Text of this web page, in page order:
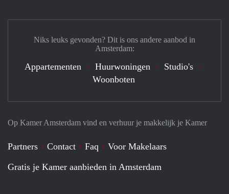
Op Kamer Amsterdam vind en verhuur je makkelijk je Kamer
Partners Contact Faq
Voor Makelaars
Gratis je Kamer aanbieden in Amsterdam
Niks leuks gevonden? Dit is ons andere aanbod in
Amsterdam:
Appartementen Huurwoningen
Studio's
Woonboten